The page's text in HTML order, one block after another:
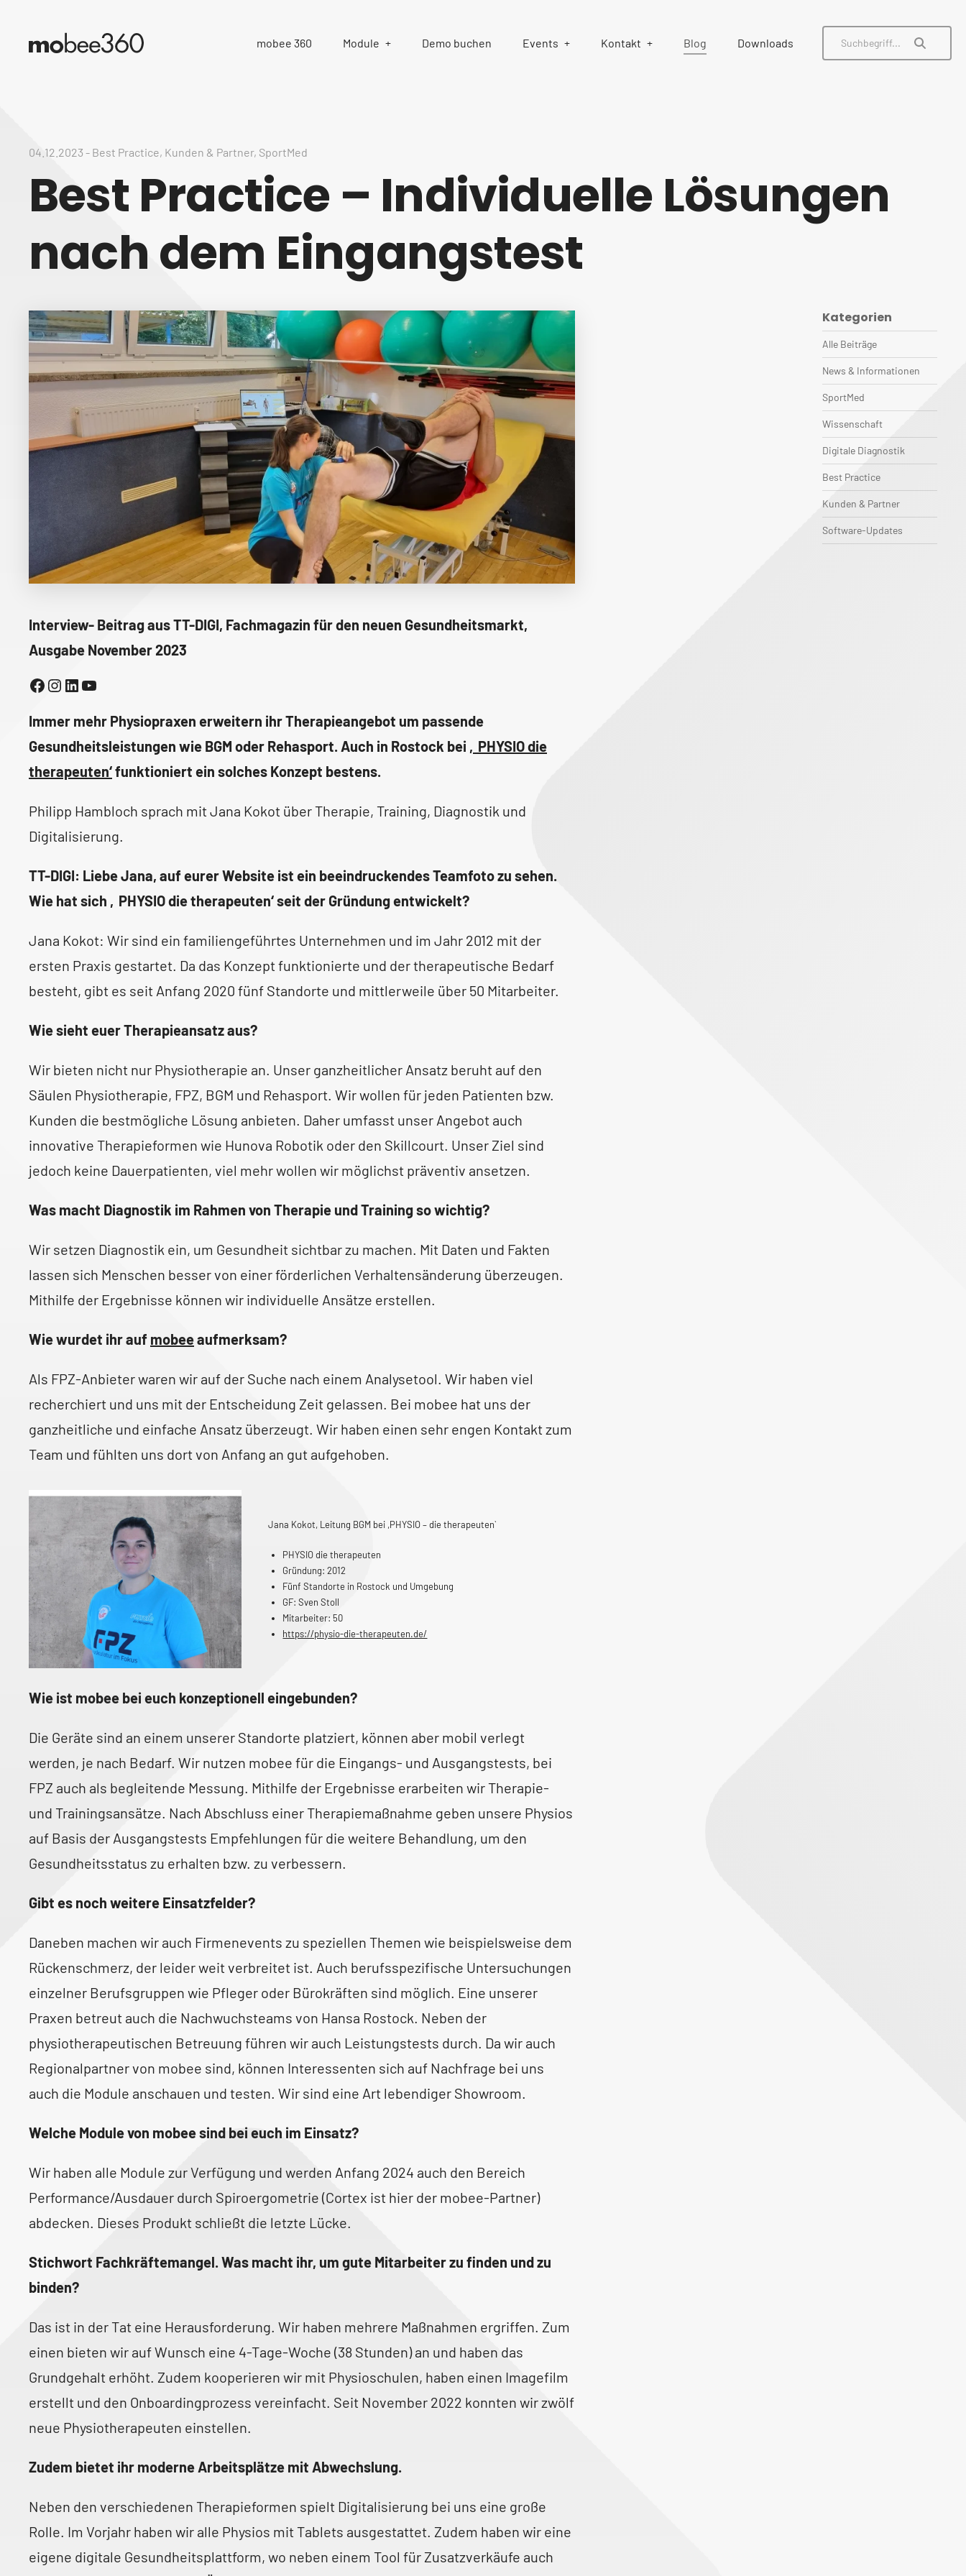
mobee 360 Module Demo buchen Events Kontakt Blog Downloads
04.12.2023 - Best Practice, Kunden & Partner, SportMed
Best Practice – Individuelle Lösungen
nach dem Eingangstest
Interview- Beitrag aus TT-DIGI, Fachmagazin für den neuen Gesundheitsmarkt,
Ausgabe November 2023
Facebook
Instagram
LinkedIn
YouTube
Immer mehr Physiopraxen erweitern ihr Therapieangebot um passende
Gesundheitsleistungen wie BGM oder Rehasport. Auch in Rostock bei ‚PHYSIO die
therapeuten‘funktioniert ein solches Konzept bestens.
Philipp Hambloch sprach mit Jana Kokot über Therapie, Training, Diagnostik und
Digitalisierung.
TT-DIGI: Liebe Jana, auf eurer Website ist ein beeindruckendes Teamfoto zu sehen.
Wie hat sich ‚PHYSIO die therapeuten‘ seit der Gründung entwickelt?
Jana Kokot: Wir sind ein familiengeführtes Unternehmen und im Jahr 2012 mit der
ersten Praxis gestartet. Da das Konzept funktionierte und der therapeutische Bedarf
besteht, gibt es seit Anfang 2020 fünf Standorte und mittlerweile über 50 Mitarbeiter.
Wie sieht euer Therapieansatz aus?
Wir bieten nicht nur Physiotherapie an. Unser ganzheitlicher Ansatz beruht auf den
Säulen Physiotherapie, FPZ, BGM und Rehasport. Wir wollen für jeden Patienten bzw.
Kunden die bestmögliche Lösung anbieten. Daher umfasst unser Angebot auch
innovative Therapieformen wie Hunova Robotik oder den Skillcourt. Unser Ziel sind
jedoch keine Dauerpatienten, viel mehr wollen wir möglichst präventiv ansetzen.
Was macht Diagnostik im Rahmen von Therapie und Training so wichtig?
Wir setzen Diagnostik ein, um Gesundheit sichtbar zu machen. Mit Daten und Fakten
lassen sich Menschen besser von einer förderlichen Verhaltensänderung überzeugen.
Mithilfe der Ergebnisse können wir individuelle Ansätze erstellen.
Wie wurdet ihr auf mobeeaufmerksam?
Als FPZ-Anbieter waren wir auf der Suche nach einem Analysetool. Wir haben viel
recherchiert und uns mit der Entscheidung Zeit gelassen. Bei mobee hat uns der
ganzheitliche und einfache Ansatz überzeugt. Wir haben einen sehr engen Kontakt zum
Team und fühlten uns dort von Anfang an gut aufgehoben.
Jana Kokot, Leitung BGM bei ,PHYSIO – die therapeuten`
PHYSIO die therapeuten
Gründung: 2012
Fünf Standorte in Rostock und Umgebung
GF: Sven Stoll
Mitarbeiter: 50
https://physio-die-therapeuten.de/
Wie ist mobee bei euch konzeptionell eingebunden?
Die Geräte sind an einem unserer Standorte platziert, können aber mobil verlegt
werden, je nach Bedarf. Wir nutzen mobee für die Eingangs- und Ausgangstests, bei
FPZ auch als begleitende Messung. Mithilfe der Ergebnisse erarbeiten wir Therapie-
und Trainingsansätze. Nach Abschluss einer Therapiemaßnahme geben unsere Physios
auf Basis der Ausgangstests Empfehlungen für die weitere Behandlung, um den
Gesundheitsstatus zu erhalten bzw. zu verbessern.
Gibt es noch weitere Einsatzfelder?
Daneben machen wir auch Firmenevents zu speziellen Themen wie beispielsweise dem
Rückenschmerz, der leider weit verbreitet ist. Auch berufsspezifische Untersuchungen
einzelner Berufsgruppen wie Pfleger oder Bürokräften sind möglich. Eine unserer
Praxen betreut auch die Nachwuchsteams von Hansa Rostock. Neben der
physiotherapeutischen Betreuung führen wir auch Leistungstests durch. Da wir auch
Regionalpartner von mobee sind, können Interessenten sich auf Nachfrage bei uns
auch die Module anschauen und testen. Wir sind eine Art lebendiger Showroom.
Welche Module von mobee sind bei euch im Einsatz?
Wir haben alle Module zur Verfügung und werden Anfang 2024 auch den Bereich
Performance/Ausdauer durch Spiroergometrie (Cortex ist hier der mobee-Partner)
abdecken. Dieses Produkt schließt die letzte Lücke.
Stichwort Fachkräftemangel. Was macht ihr, um gute Mitarbeiter zu finden und zu
binden?
Das ist in der Tat eine Herausforderung. Wir haben mehrere Maßnahmen ergriffen. Zum
einen bieten wir auf Wunsch eine 4-Tage-Woche (38 Stunden) an und haben das
Grundgehalt erhöht. Zudem kooperieren wir mit Physioschulen, haben einen Imagefilm
erstellt und den Onboardingprozess vereinfacht. Seit November 2022 konnten wir zwölf
neue Physiotherapeuten einstellen.
Zudem bietet ihr moderne Arbeitsplätze mit Abwechslung.
Neben den verschiedenen Therapieformen spielt Digitalisierung bei uns eine große
Rolle. Im Vorjahr haben wir alle Physios mit Tablets ausgestattet. Zudem haben wir eine
eigene digitale Gesundheitsplattform, wo neben einem Tool für Zusatzverkäufe auch
Kategorien
Alle Beiträge
News & Informationen
SportMed
Wissenschaft
Digitale Diagnostik
Best Practice
Kunden & Partner
Software-Updates